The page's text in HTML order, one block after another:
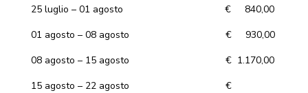
25 luglio – 01 agosto € 840,00
01 agosto – 08 agosto € 930,00
08 agosto – 15 agosto € 1.170,00
15 agosto – 22 agosto €